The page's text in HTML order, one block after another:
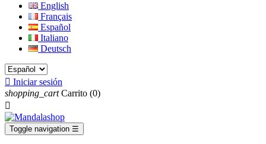
English
Français
Español
Italiano
Deutsch
 Iniciar sesión
shopping_cart Carrito (0)

Toggle navigation ☰